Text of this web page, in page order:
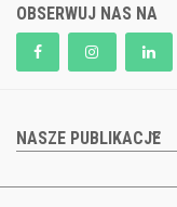
OBSERWUJ NAS NA
NASZE PUBLIKACJE